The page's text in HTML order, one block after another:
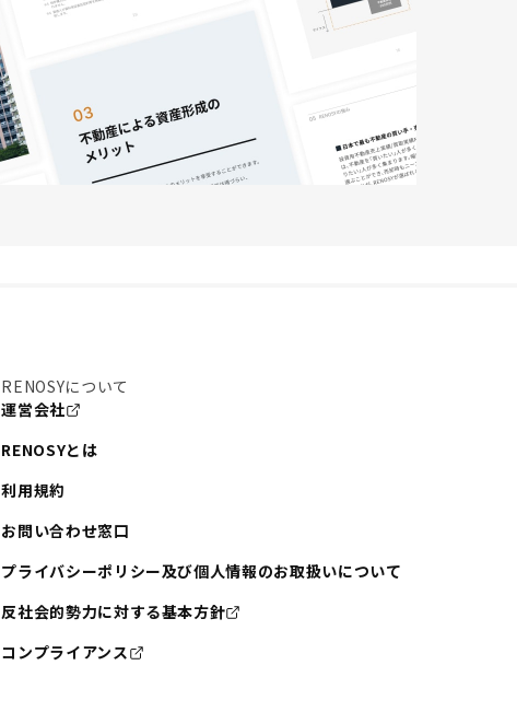
RENOSYについて
運営会社
RENOSYとは
利用規約
お問い合わせ窓口
プライバシーポリシー及び個人情報のお取扱いについて
反社会的勢力に対する基本方針
コンプライアンス